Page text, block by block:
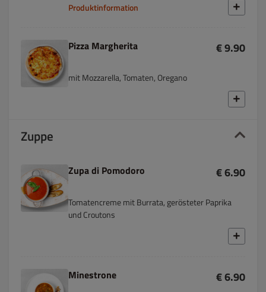
Produktinformation
Pizza Margherita € 9.90
mit Mozzarella, Tomaten, Oregano
Zuppe
Zupa di Pomodoro € 6.90
Tomatencreme mit Burrata, gerösteter Paprika
und Croutons
Minestrone € 6.90